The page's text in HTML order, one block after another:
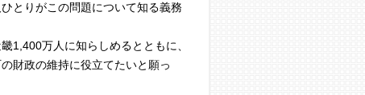
とりがこの問題について知る義務
1,400万人に知らしめるとともに、
財政の維持に役立てたいと願っ